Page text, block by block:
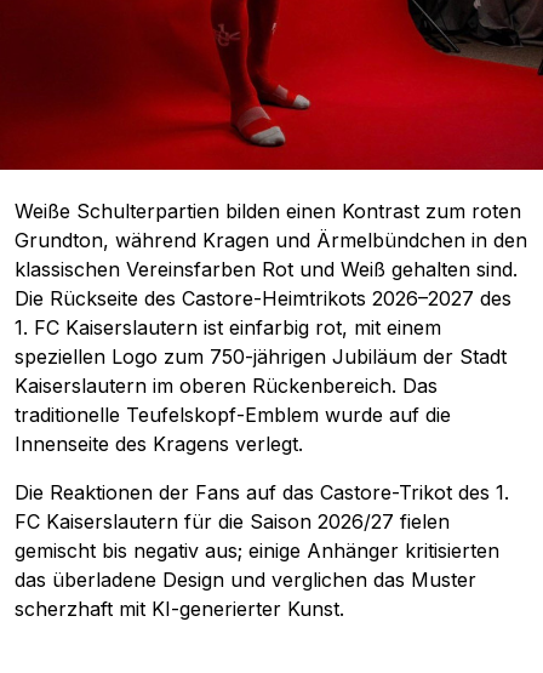
Weiße Schulterpartien bilden einen Kontrast zum roten
Grundton, während Kragen und Ärmelbündchen in den
klassischen Vereinsfarben Rot und Weiß gehalten sind.
Die Rückseite des Castore-Heimtrikots 2026–2027 des
1. FC Kaiserslautern ist einfarbig rot, mit einem
speziellen Logo zum 750-jährigen Jubiläum der Stadt
Kaiserslautern im oberen Rückenbereich. Das
traditionelle Teufelskopf-Emblem wurde auf die
Innenseite des Kragens verlegt.
Die Reaktionen der Fans auf das Castore-Trikot des 1.
FC Kaiserslautern für die Saison 2026/27 fielen
gemischt bis negativ aus; einige Anhänger kritisierten
das überladene Design und verglichen das Muster
scherzhaft mit KI-generierter Kunst.